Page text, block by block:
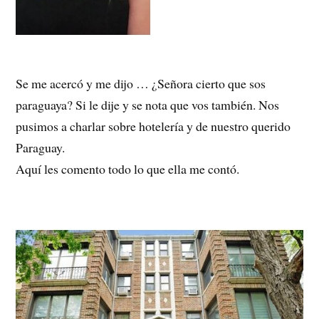
Se me acercó y me dijo … ¿Señora cierto que sos
paraguaya? Si le dije y se nota que vos también. Nos
pusimos a charlar sobre hotelería y de nuestro querido
Paraguay.
Aquí les comento todo lo que ella me contó.